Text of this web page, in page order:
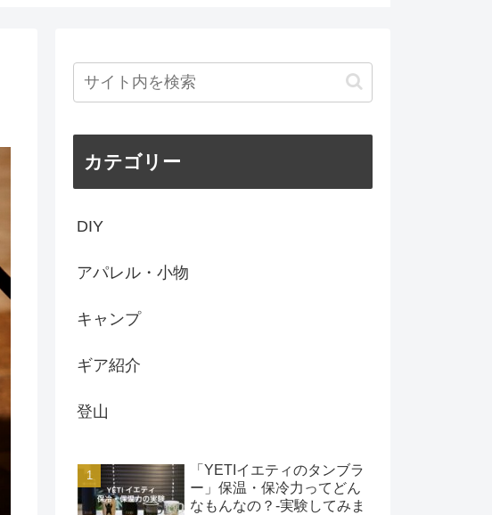
カテゴリー
DIY
アパレル・小物
キャンプ
ギア紹介
登山
「YETIイエティのタンブラ
ー」保温・保冷力ってどん
なもんなの？-実験してみま